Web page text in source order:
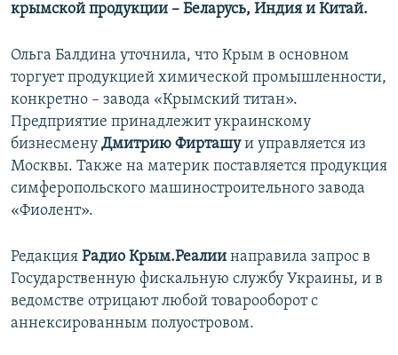
крымской продукции – Беларусь, Индия и Китай.
Ольга Балдина уточнила, что Крым в основном
торгует продукцией химической промышленности,
конкретно – завода «Крымский титан».
Предприятие принадлежит украинскому
бизнесмену Дмитрию Фирташуи управляется из
Москвы. Также на материк поставляется продукция
симферопольского машиностроительного завода
«Фиолент».
Редакция Радио Крым.Реалии направила запрос в
Государственную фискальную службу Украины, и в
ведомстве отрицают любой товарооборот с
аннексированным полуостровом.